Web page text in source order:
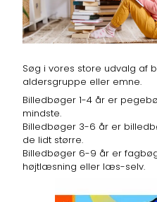
Søg i vores store udvalg af
aldersgruppe eller emne.
Billedbøger 1-4 år er
mindste.
Billedbøger 3-6 år er
de lidt større.
Billedbøger 6-9 år er
højtlæsning eller læs-selv.